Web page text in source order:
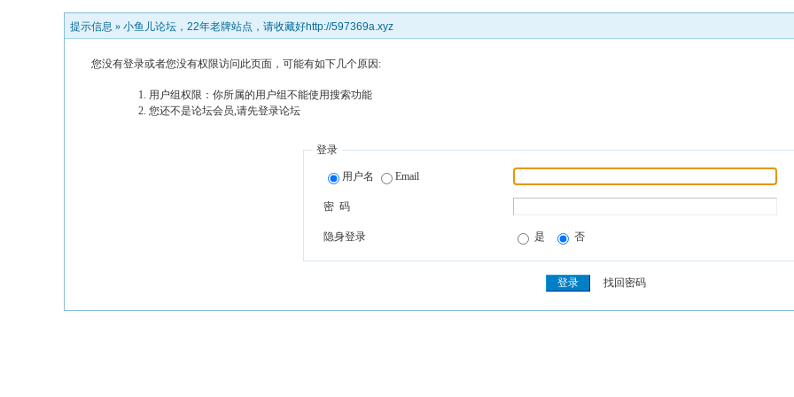
提示信息 » 小鱼儿论坛，22年老牌站点，请收藏好http://597369a.xyz
您没有登录或者您没有权限访问此页面，可能有如下几个原因:
用户组权限：你所属的用户组不能使用搜索功能
您还不是论坛会员,请先登录论坛
登录
用户名 Email
密 码
隐身登录 是 否
找回密码